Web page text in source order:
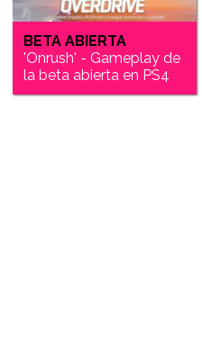
BETA ABIERTA
'Onrush' - Gameplay de
la beta abierta en PS4